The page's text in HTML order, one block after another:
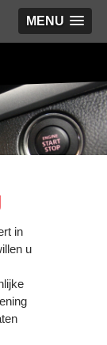
MENU
in
u